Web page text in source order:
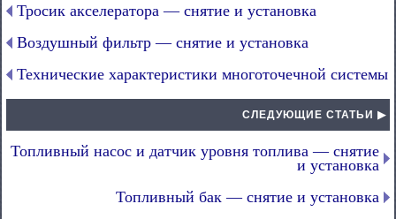
Тросик акселератора — снятие и установка
Воздушный фильтр — снятие и установка
Технические характеристики многоточечной системы
СЛЕДУЮЩИЕ СТАТЬИ ▶
Топливный насос и датчик уровня топлива — снятие
и установка
Топливный бак — снятие и установка